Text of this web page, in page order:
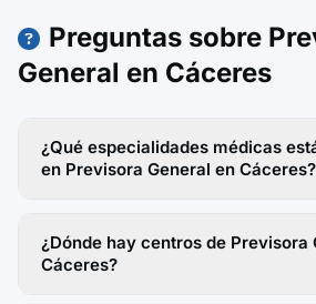
Preguntas sobre
General en Cáceres
¿Qué especialidades médicas
en Previsora General en Cáceres?
¿Dónde hay centros de Previsora
Cáceres?